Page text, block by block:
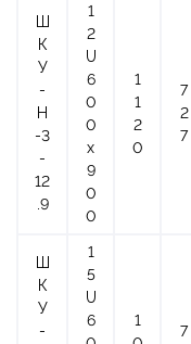
Ш
К
У
-
Н
-3
-
12
.9
1
2
U
6
0
0
x
9
0
0
1
1
2
0
7
2
7
Ш
К
У
-
1
5
U
6
1
7